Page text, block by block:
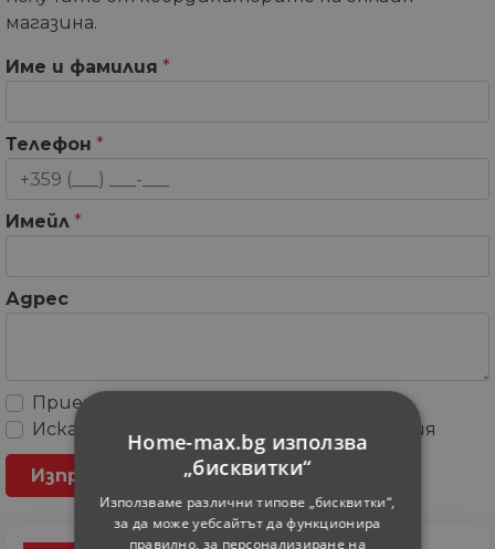
магазина.
Име и фамилия *
Телефон *
Имейл *
Адрес
Приемам
Искам да получавам рекламни съобщения
Home-max.bg използва
„бисквитки“
Използваме различни типове „бисквитки“,
за да може уебсайтът да функционира
правилно, за персонализиране на